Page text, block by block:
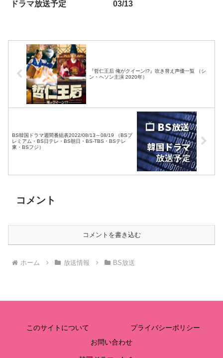
ドラマ放送予定
03/13
『哲仁王后 俺がクイーン!?』吹き替え声優一覧 （シ
ン・ヘソン主演 2020年）
BS韓国ドラマ週間番組表2022/08/13～08/19 （BSプ
レミアム・BS日テレ・BS朝日・BS-TBS・BSテレ
東・BSフジ）
コメント
コメントを書き込む
ホーム 放送情報 BS放送
このサイトについて
プライバシーポリシー
お問い合わせ